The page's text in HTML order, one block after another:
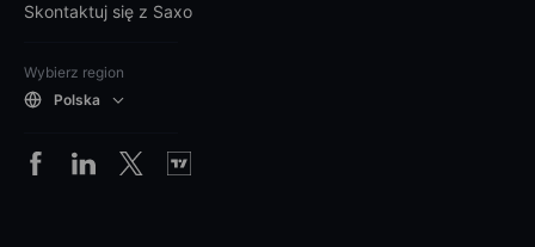
Skontaktuj się z Saxo
Wybierz region
Polska